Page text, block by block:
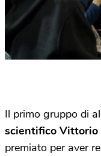
Il primo gruppo di
scientifico Vittorio
premiato per aver